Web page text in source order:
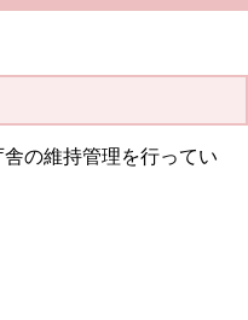
の維持管理を行ってい